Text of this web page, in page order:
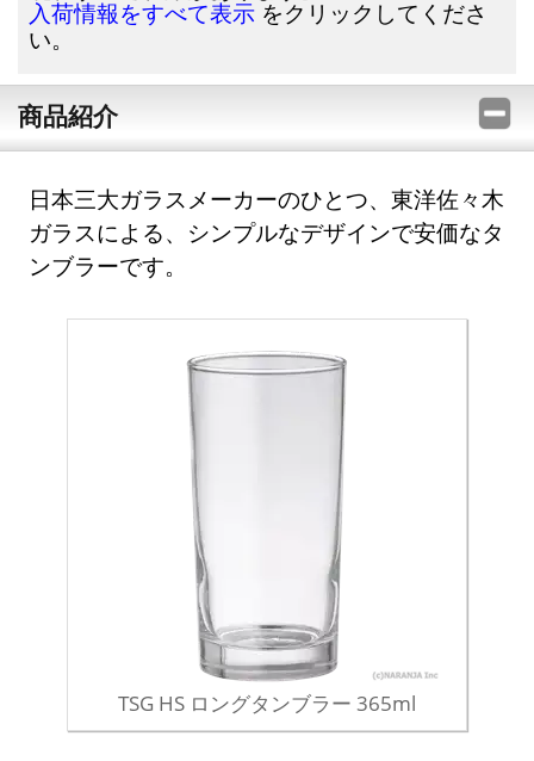
入荷情報をすべて表示 をクリックしてくださ
い。
商品紹介
日本三大ガラスメーカーのひとつ、東洋佐々木
ガラスによる、シンプルなデザインで安価なタ
ンブラーです。
TSG HS ロングタンブラー 365ml